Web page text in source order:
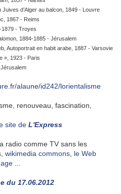
d’Alger au balcon, 1849 - Louvre
1867 - Reims
1879 - Troyes
1884-1885 - Jérusalem
Autoportrait en habit arabe, 1887 - Varsovie
», 1923 - Paris
alaune/id242/lorientalisme
renouveau, fascination,
site de L'Express
radio comme TV sans les
wikimedia commons le Web
du 17.06.2012